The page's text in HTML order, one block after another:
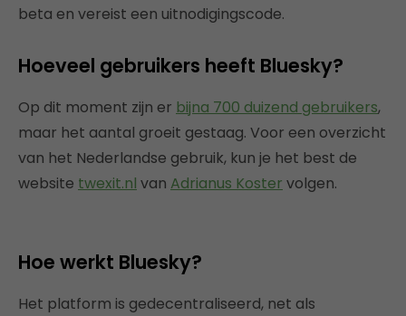
beta en vereist een uitnodigingscode.
Hoeveel gebruikers heeft Bluesky?
Op dit moment zijn er bijna 700 duizend gebruikers,
maar het aantal groeit gestaag. Voor een overzicht
van het Nederlandse gebruik, kun je het best de
website twexit.nl van Adrianus Koster volgen.
Hoe werkt Bluesky?
Het platform is gedecentraliseerd, net als